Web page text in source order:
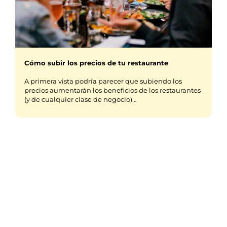
Cómo subir los precios de tu restaurante
A primera vista podría parecer que subiendo los
precios aumentarán los beneficios de los restaurantes
(y de cualquier clase de negocio)…